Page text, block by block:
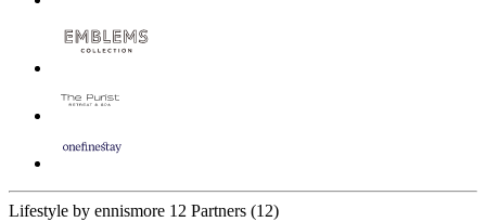
Lifestyle by ennismore 12 Partners (12)